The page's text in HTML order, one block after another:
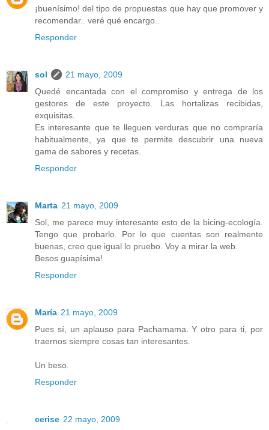
¡buenísimo! del tipo de propuestas que hay que promover y
recomendar.. veré qué encargo..
Responder
sol
21 mayo, 2009
Quedé encantada con el compromiso y entrega de los
gestores de este proyecto. Las hortalizas recibidas,
exquisitas.
Es interesante que te lleguen verduras que no compraría
habitualmente, ya que te permite descubrir una nueva
gama de sabores y recetas.
Responder
Marta 21 mayo, 2009
Sol, me parece muy interesante esto de la bicing-ecología.
Tengo que probarlo. Por lo que cuentas son realmente
buenas, creo que igual lo pruebo. Voy a mirar la web.
Besos guapísima!
Responder
María 21 mayo, 2009
Pues sí, un aplauso para Pachamama. Y otro para ti, por
traernos siempre cosas tan interesantes.
Un beso.
Responder
cerise 22 mayo, 2009